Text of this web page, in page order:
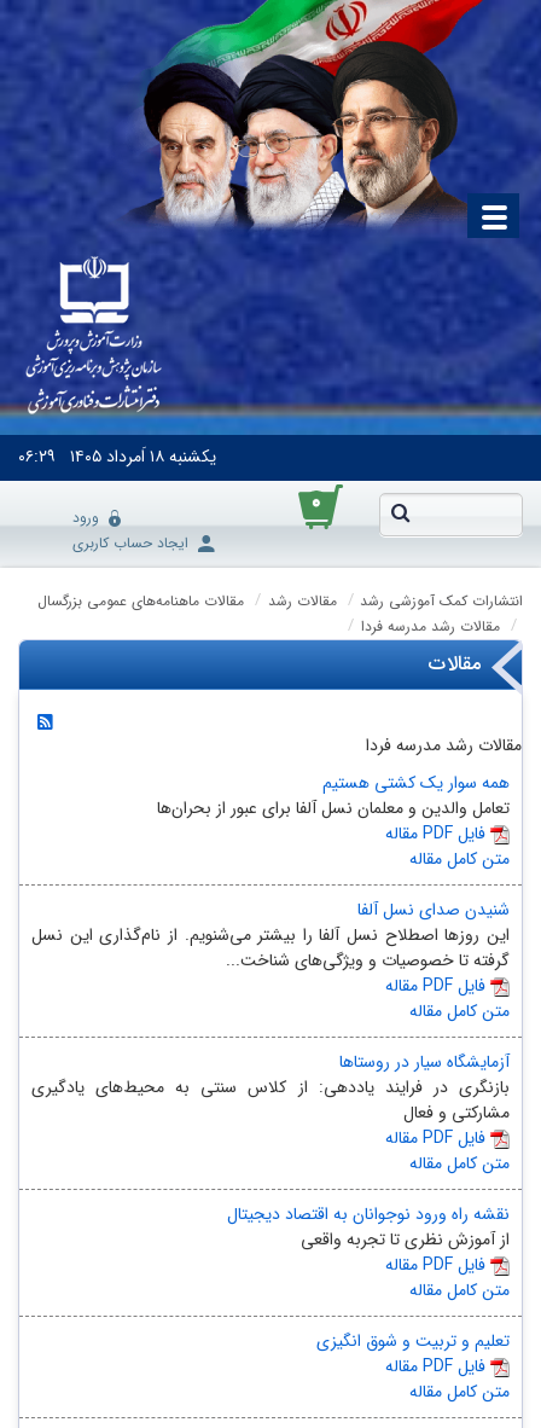
یکشنبه۱۸ اَمرداد ۱۴۰۵ ۰۶:۲۹
۰
ورود
ایجاد حساب کاربری
انتشارات کمک آموزشی رشد مقالات رشد
مقالات ماهنامه‌های عمومی بزرگسال
مقالات رشد مدرسه فردا
مقالات
مقالات رشد مدرسه فردا
همه سوار یک کشتی هستیم
تعامل والدین و معلمان نسل آلفا برای عبور از بحران‌ها
مقاله PDF فایل
متن کامل مقاله
شنیدن صدای نسل آلفا
این روزها اصطلاح نسل آلفا را بیشتر می‌شنویم. از نام‌گذاری این نسل
گرفته تا خصوصیات و ویژگی‌های شناخت...
مقاله PDF فایل
متن کامل مقاله
آزمایشگاه سیار در روستاها
بازنگری در فرایند یاددهی: از کلاس سنتی به محیط‌های یادگیری
مشارکتی و فعال
مقاله PDF فایل
متن کامل مقاله
نقشه راه ورود نوجوانان به اقتصاد دیجیتال
از آموزش نظری تا تجربه واقعی
مقاله PDF فایل
متن کامل مقاله
تعلیم و تربیت و شوق انگیزی
مقاله PDF فایل
متن کامل مقاله